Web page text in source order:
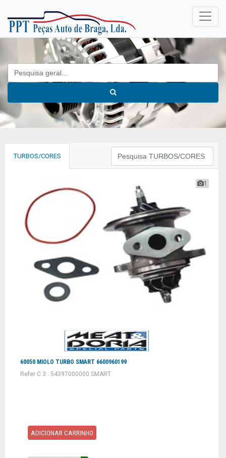
TURBOS/CORES
1
60050 MIOLO TURBO SMART 6600960199
Refer C 3 : 54397000000 SMART
ADICIONAR CARRINHO